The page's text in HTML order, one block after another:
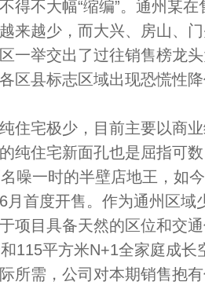
得不大幅“缩编”。通州某
来越少，而大兴、房山、
一举交出了过往销售榜龙
区县标志区域出现恐慌性
住宅极少，目前主要以商
纯住宅新面孔也是屈指可
噪一时的半壁店地王，如
月首度开售。作为通州区域
项目具备天然的区位和交
115平方米N+1全家庭成
所需，公司对本期销售抱